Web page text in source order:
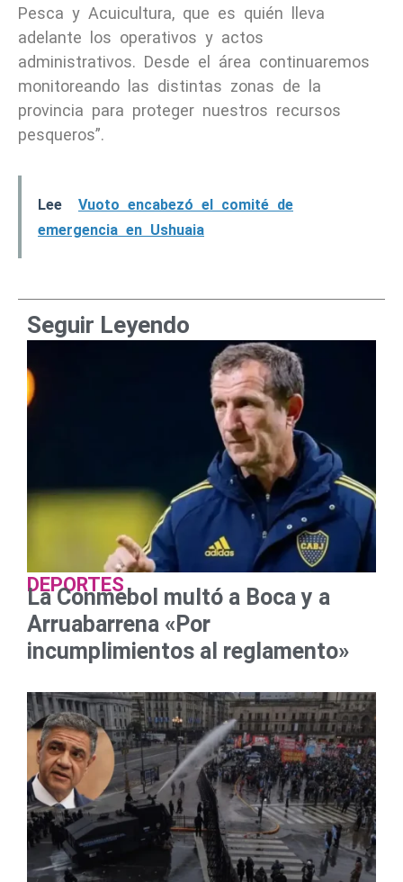
Pesca y Acuicultura, que es quién lleva
adelante los operativos y actos
administrativos. Desde el área continuaremos
monitoreando las distintas zonas de la
provincia para proteger nuestros recursos
pesqueros”.
Lee
Vuoto encabezó el comité de
emergencia en Ushuaia
Seguir Leyendo
DEPORTES
La Conmebol multó a Boca y a
Arruabarrena «Por
incumplimientos al reglamento»